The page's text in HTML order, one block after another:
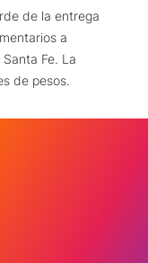
de la entrega
a
Fe. La
de pesos.